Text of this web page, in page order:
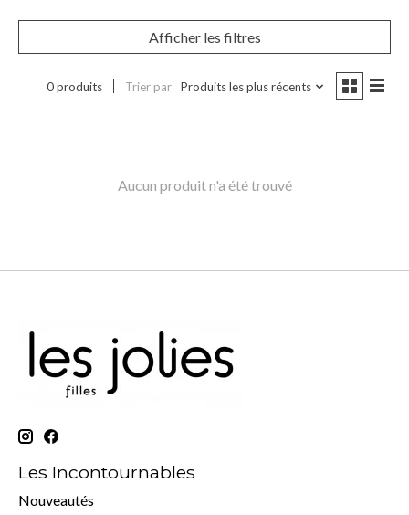
Afficher les filtres
0 produits Trier par Produits les plus récents
Aucun produit n'a été trouvé
Les Incontournables
Nouveautés